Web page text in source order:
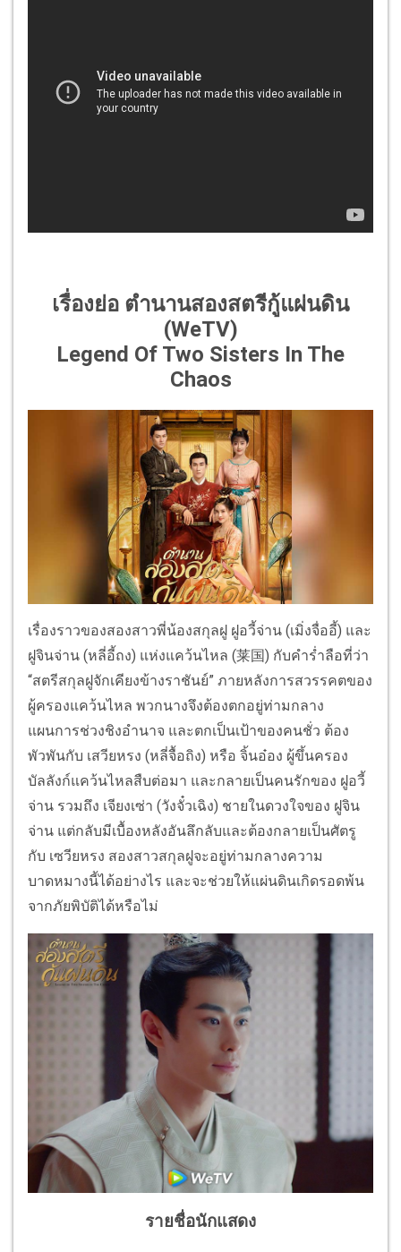
เรื่องย่อ ตำนานสองสตรีกู้แผ่นดิน
(WeTV)
Legend Of Two Sisters In The
Chaos
เรื่องราวของสองสาวพี่น้องสกุลฝู ฝูอวี้จ่าน (เมิ่งจื่ออี้) และ
ฝูจินจ่าน (หลี่อี้ถง) แห่งแคว้นไหล (莱国) กับคำร่ำลือที่ว่า
“สตรีสกุลฝูจักเคียงข้างราชันย์” ภายหลังการสวรรคตของ
ผู้ครองแคว้นไหล พวกนางจึงต้องตกอยู่ท่ามกลาง
แผนการช่วงชิงอำนาจ และตกเป็นเป้าของคนชั่ว ต้อง
พัวพันกับ เสวียหรง (หลี่จื้อถิง) หรือ จิ้นอ๋อง ผู้ขึ้นครอง
บัลลังก์แคว้นไหลสืบต่อมา และกลายเป็นคนรักของ ฝูอวี้
จ่าน รวมถึง เจียงเซ่า (วังจั๋วเฉิง) ชายในดวงใจของ ฝูจิน
จ่าน แต่กลับมีเบื้องหลังอันลึกลับและต้องกลายเป็นศัตรู
กับ เซวียหรง สองสาวสกุลฝูจะอยู่ท่ามกลางความ
บาดหมางนี้ได้อย่างไร และจะช่วยให้แผ่นดินเกิดรอดพ้น
จากภัยพิบัติได้หรือไม่
รายชื่อนักแสดง